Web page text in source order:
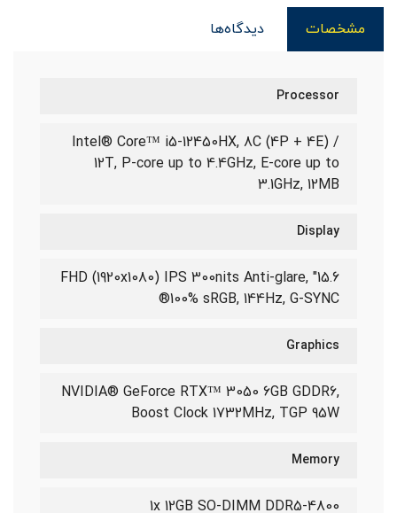
مشخصات دیدگاه‌ها
Processor
Intel® Core™ i5-12450HX, 8C (4P + 4E) /
12T, P-core up to 4.4GHz, E-core up to
3.1GHz, 12MB
Display
15.6" FHD (1920x1080) IPS 300nits Anti-glare,
100% sRGB, 144Hz, G-SYNC®
Graphics
NVIDIA® GeForce RTX™ 3050 6GB GDDR6,
Boost Clock 1732MHz, TGP 95W
Memory
1x 12GB SO-DIMM DDR5-4800